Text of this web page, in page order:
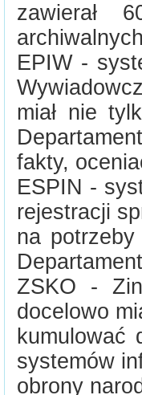
zawierał
EPIW -
miał nie
fakty,
ESPIN -
rejestracji
na potrzeby
ZSKO -
docelowo
kumulować
systemów
obrony